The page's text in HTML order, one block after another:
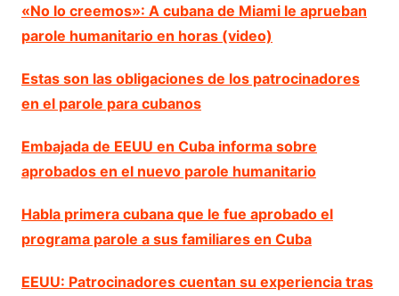
«No lo creemos»: A cubana de Miami le aprueban
parole humanitario en horas (video)
Estas son las obligaciones de los patrocinadores
en el parole para cubanos
Embajada de EEUU en Cuba informa sobre
aprobados en el nuevo parole humanitario
Habla primera cubana que le fue aprobado el
programa parole a sus familiares en Cuba
EEUU: Patrocinadores cuentan su experiencia tras